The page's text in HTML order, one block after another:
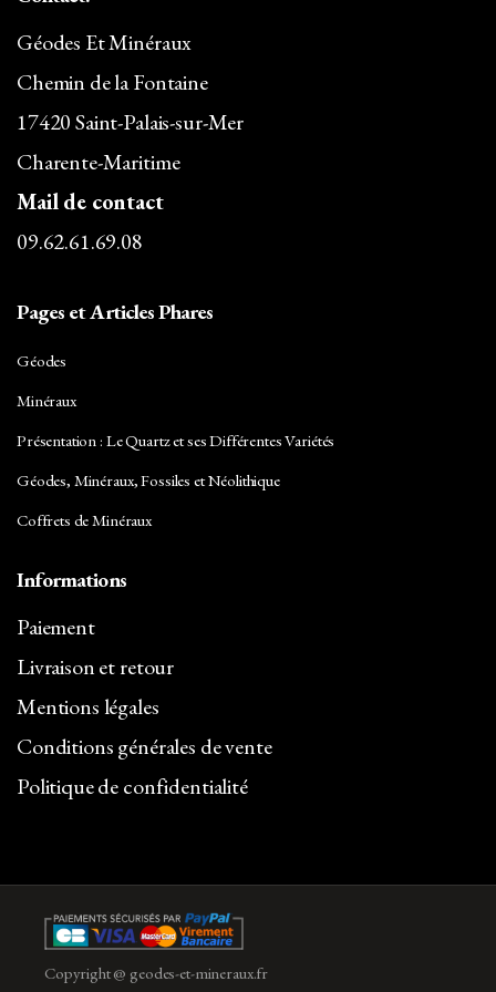
Géodes Et Minéraux
Chemin de la Fontaine
17420 Saint-Palais-sur-Mer
Charente-Maritime
Mail de contact
09.62.61.69.08
Pages et Articles Phares
Géodes
Minéraux
Présentation : Le Quartz et ses Différentes Variétés
Géodes, Minéraux, Fossiles et Néolithique
Coffrets de Minéraux
Informations
Paiement
Livraison et retour
Mentions légales
Conditions générales de vente
Politique de confidentialité
Copyright @ geodes-et-mineraux.fr